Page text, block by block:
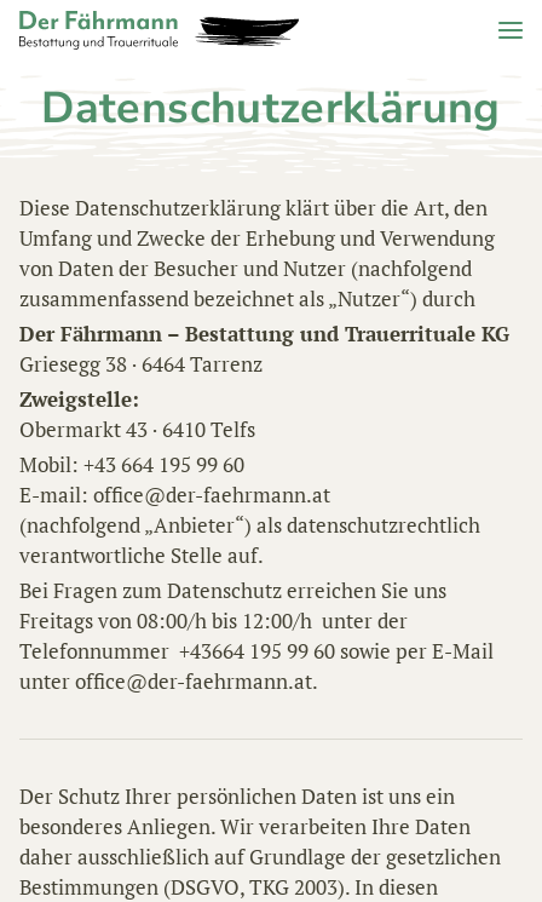
Zum Header springen (Control + Option
Zum Inhalt springen ( Control + Option
Zum Footer springen (Control + Option
zur Navigation springen (Control + Option
Barrierefreiheits-Widget öffnen (
Zur Barrierefreiheitserklaerung (Control + Option
Der Fährmann - Bestattung und Trauerrituale KG
HOME
TRAUERFÄLLE
ÜBER
UNS
ANGEBOT
KONTAKT
Datenschutzerklärung
Diese Datenschutzerklärung klärt über die Art, den
Umfang und Zwecke der Erhebung und Verwendung
von Daten der Besucher und Nutzer (nachfolgend
zusammenfassend bezeichnet als „Nutzer“) durch
Der Fährmann – Bestattung und Trauerrituale KG
Griesegg 38 · 6464 Tarrenz
Zweigstelle:
Obermarkt 43 · 6410 Telfs
Mobil: +43 664 195 99 60
E-mail: office@der-faehrmann.at
(nachfolgend „Anbieter“) als datenschutzrechtlich
verantwortliche Stelle auf.
Bei Fragen zum Datenschutz erreichen Sie uns
Freitags von 08:00/h bis 12:00/h unter der
Telefonnummer +43664 195 99 60 sowie per E-Mail
unter office@der-faehrmann.at.
Der Schutz Ihrer persönlichen Daten ist uns ein
besonderes Anliegen. Wir verarbeiten Ihre Daten
daher ausschließlich auf Grundlage der gesetzlichen
Bestimmungen (DSGVO, TKG 2003). In diesen